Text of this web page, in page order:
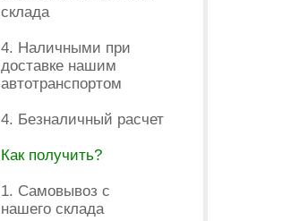
склада
4. Наличными при
доставке нашим
автотранспортом
4. Безналичный расчет
Как получить?
1. Самовывоз с
нашего склада